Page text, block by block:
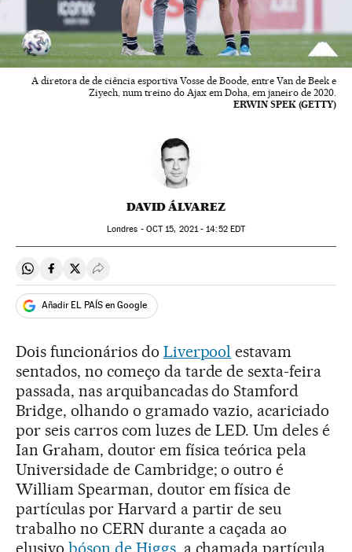
A diretora de de ciência esportiva Vosse de Boode, entre Van de Beek e
Ziyech, num treino do Ajax em Doha, em janeiro de 2020.
ERWIN SPEK (GETTY)
DAVID ÁLVAREZ
Londres - OCT15, 2021 - 14:52EDT
Compartir en Whatsapp
Compartir en Facebook
Compartir en Twitter
Desplegar Redes Sociales
Añadir EL PAÍS en Google
Dois funcionários do Liverpool estavam
sentados, no começo da tarde de sexta-feira
passada, nas arquibancadas do Stamford
Bridge, olhando o gramado vazio, acariciado
por seis carros com luzes de LED. Um deles é
Ian Graham, doutor em física teórica pela
Universidade de Cambridge; o outro é
William Spearman, doutor em física de
partículas por Harvard a partir de seu
trabalho no CERN durante a caçada ao
elusivo bóson de Higgs, a chamada partícula